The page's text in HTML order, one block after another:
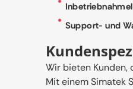
Support- und
Wir bieten Kunden,
Mit einem Simatek